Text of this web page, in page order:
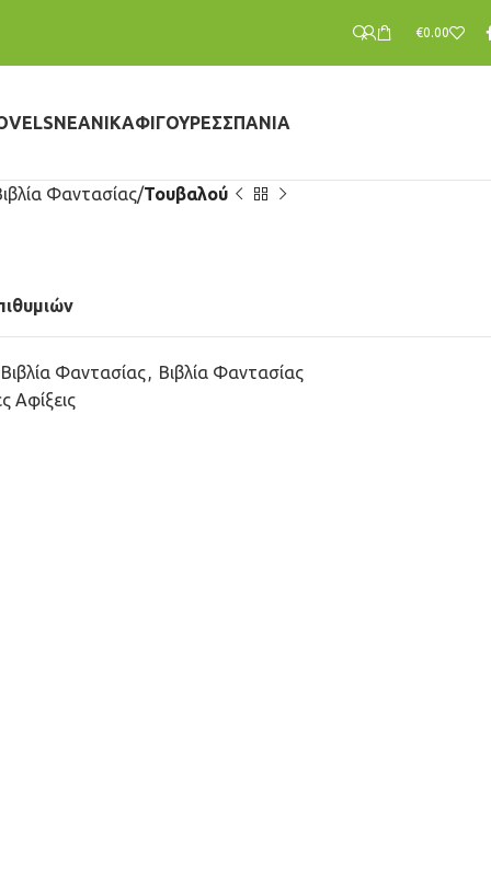
€0.00
ΝΕΑΝΙΚΆΦΙΓΟΎΡΕΣΣΠΆΝΙΑ
Φαντασίας Τουβαλού
Φαντασίας, Βιβλία Φαντασίας
Αφίξεις